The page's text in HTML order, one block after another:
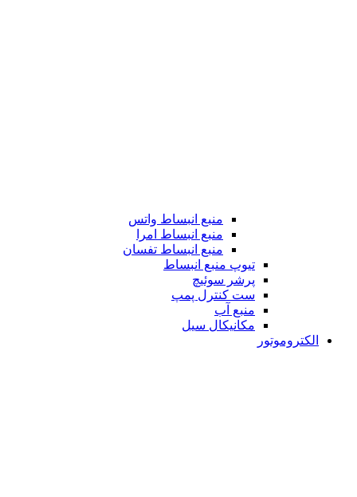
منبع انبساط واتس
منبع انبساط امرا
منبع انبساط تفسان
تیوپ منبع انبساط
پرشر سوئیچ
ست کنترل پمپ
منبع آب
مکانیکال سیل
الکتروموتور